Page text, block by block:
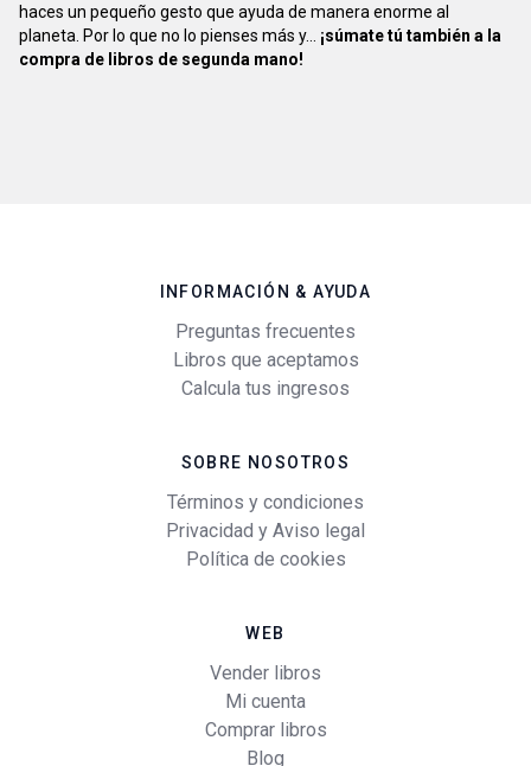
haces un pequeño gesto que ayuda de manera enorme al
planeta. Por lo que no lo pienses más y... ¡súmate tú también a la
compra de libros de segunda mano!
INFORMACIÓN & AYUDA
Preguntas frecuentes
Libros que aceptamos
Calcula tus ingresos
SOBRE NOSOTROS
Términos y condiciones
Privacidad y Aviso legal
Política de cookies
WEB
Vender libros
Mi cuenta
Comprar libros
Blog